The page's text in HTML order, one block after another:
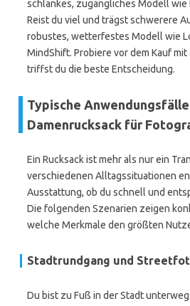
schlankes, zugängliches Modell wie
Reist du viel und trägst schwerere
robustes, wetterfestes Modell wie
MindShift. Probiere vor dem Kauf
triffst du die beste Entscheidung.
Typische
Damenrucksack für
Ein Rucksack ist mehr als nur ein
verschiedenen Alltagssituationen
Ausstattung, ob du schnell und
Die folgenden Szenarien zeigen
welche Merkmale den größten
Stadtrundgang und
Du bist zu Fuß in der Stadt